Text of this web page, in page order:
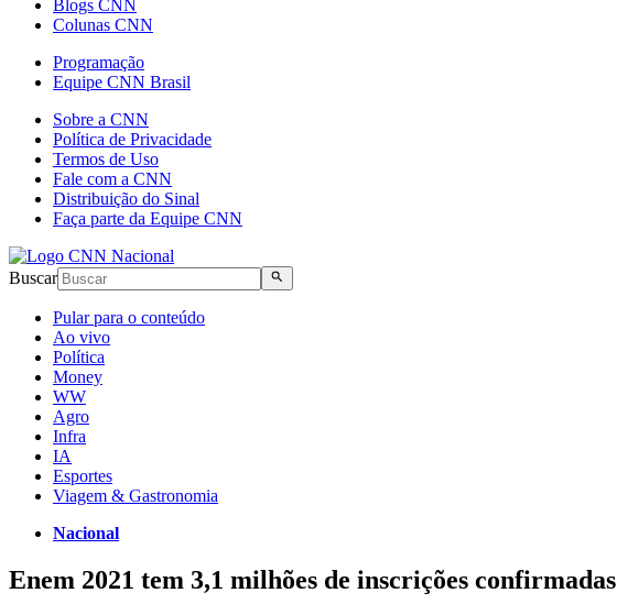
Blogs CNN
Colunas CNN
Programação
Equipe CNN Brasil
Sobre a CNN
Política de Privacidade
Termos de Uso
Fale com a CNN
Distribuição do Sinal
Faça parte da Equipe CNN
Buscar
Pular para o conteúdo
Ao vivo
Política
Money
WW
Agro
Infra
IA
Esportes
Viagem & Gastronomia
Nacional
Enem 2021 tem 3,1 milhões de inscrições confirmadas